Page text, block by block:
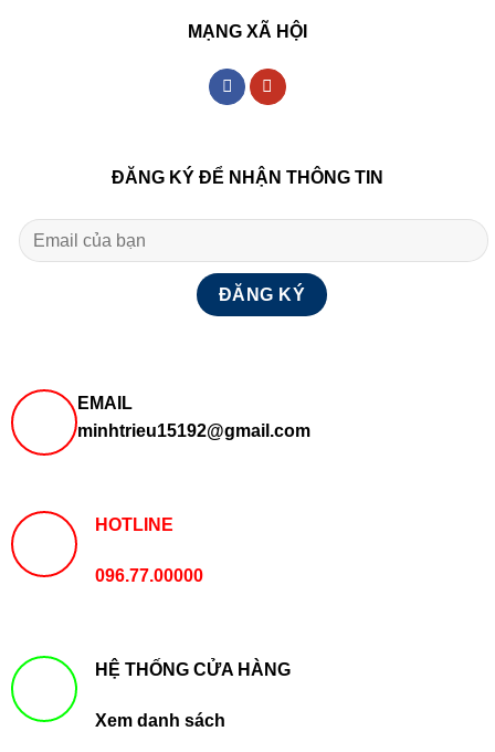
MẠNG XÃ HỘI
ĐĂNG KÝ ĐỂ NHẬN THÔNG TIN
EMAIL
minhtrieu15192@gmail.com
HOTLINE
096.77.00000
HỆ THỐNG CỬA HÀNG
Xem danh sách